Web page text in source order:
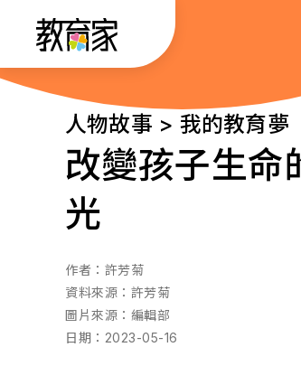
主
人物故事 > 我的教育夢
改變孩子生命
光
作者： 許芳菊
資料來源： 許芳菊
圖片來源： 編輯部
日期： 2023-05-16